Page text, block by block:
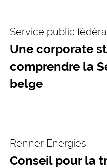
Service public
Une corporate
comprendre la
belge
Renner Energies
Conseil pour la